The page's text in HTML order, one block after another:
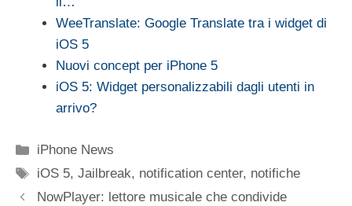
WeeTranslate: Google Translate tra i widget di
iOS 5
Nuovi concept per iPhone 5
iOS 5: Widget personalizzabili dagli utenti in
arrivo?
Categorie
iPhone News
Tag
iOS 5,Jailbreak, notification center, notifiche
NowPlayer: lettore musicale che condivide